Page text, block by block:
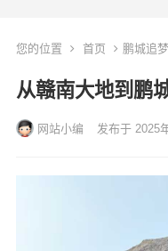
您的位置 首页 鹏城追梦
从赣南大地到鹏
网站小编 发布于 2025